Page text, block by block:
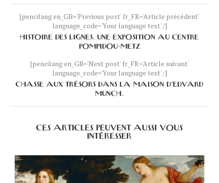
[pencilang en_GB='Previous post' fr_FR='Article précédent'
language_code='Your language text' /]
HISTOIRE DES LIGNES. UNE EXPOSITION AU CENTRE
POMPIDOU-METZ
[pencilang en_GB='Next post' fr_FR='Article suivant'
language_code='Your language text' /]
CHASSE AUX TRÉSORS DANS LA MAISON D’EDVARD
MUNCH.
CES ARTICLES PEUVENT AUSSI VOUS
INTÉRESSER